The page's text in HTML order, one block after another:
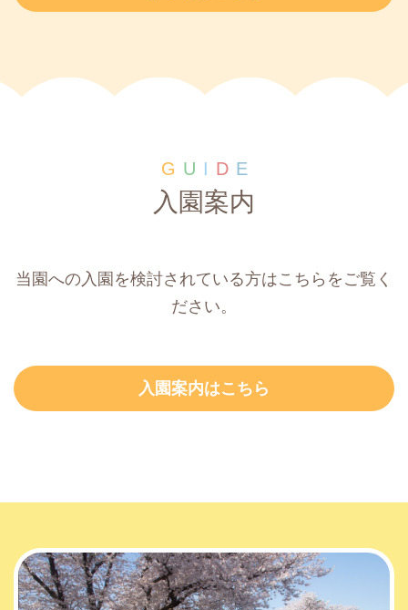
G U I D E
入園案内
当園への入園を検討されている方はこちらをご覧く
ださい。
入園案内はこちら